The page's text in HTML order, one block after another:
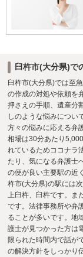
臼杵市(大分県)で
臼杵市(大分県)では至
の作成の対処や依頼を
押さえの手順、遺産分
しのような悩みについ
方々の悩みに応える弁
相場は30分あたり
れているためココナラ
たり、気になる弁護士
の便が良い主要駅の近
杵市(大分県)の駅には
上臼杵、臼杵です。
です。法律事務所や弁
ることが多いです。地
護士が見つかった方は
限られた時間内で話が
の解決方針をしっかり